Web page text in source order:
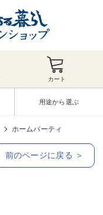
カート
用途から選ぶ
ホームパーティ
前のページに戻る ＞